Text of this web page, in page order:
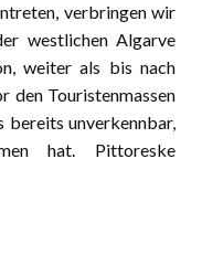
verbringen wir
westlichen Algarve
weiter als bis nach
den Touristenmassen
bereits unverkennbar,
hat. Pittoreske